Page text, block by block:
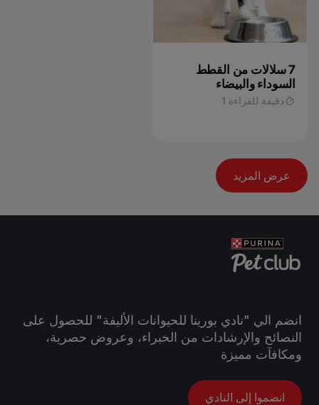
7 سلالات من القطط
السوداء والبيضاء
دقيقة للقراءة 1
عرض المزيد
انضم الي "نادي بورينا للحيوانات الأليفة" للحصول على
النصائح والإرشادات من الخبراء، وعروض حصرية،
ومكافآت مميزة
انضموا إلى النادي